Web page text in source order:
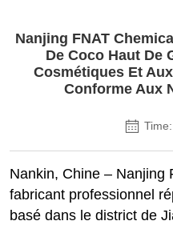
VIDÉO
NOUS CONTACTER
Nanjing FNAT
De Coco Haut De
Cosmétiques Et
Conforme Aux
Nankin, Chine – Nanjing
fabricant professionnel
basé dans le district de